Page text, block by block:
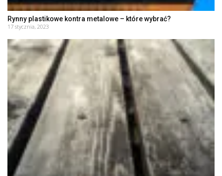
Rynny plastikowe kontra metalowe – które wybrać?
17 stycznia, 2023